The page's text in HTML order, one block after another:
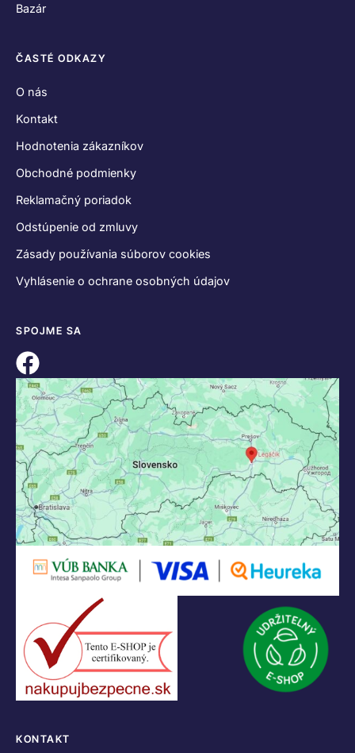
Bazár
ČASTÉ ODKAZY
O nás
Kontakt
Hodnotenia zákazníkov
Obchodné podmienky
Reklamačný poriadok
Odstúpenie od zmluvy
Zásady používania súborov cookies
Vyhlásenie o ochrane osobných údajov
SPOJME SA
KONTAKT